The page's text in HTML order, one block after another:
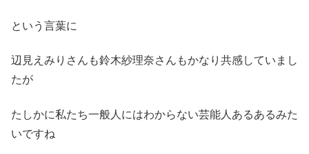
という言葉に
辺見えみりさんも鈴木紗理奈さんもかなり共感していまし
たが
たしかに私たち一般人にはわからない芸能人あるあるみた
いですね